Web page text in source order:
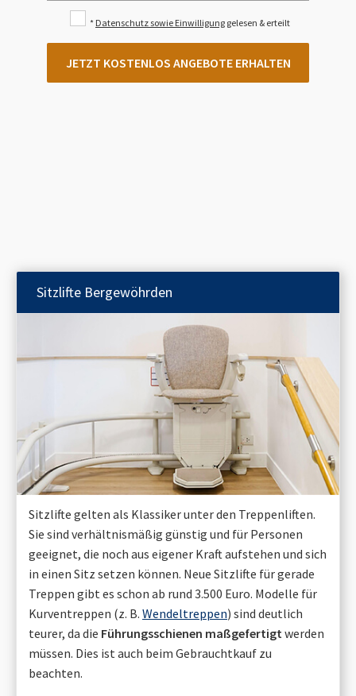
* Datenschutz sowie Einwilligung gelesen & erteilt
JETZT KOSTENLOS ANGEBOTE ERHALTEN
Sitzlifte Bergewöhrden
Sitzlifte gelten als Klassiker unter den Treppenliften.
Sie sind verhältnismäßig günstig und für Personen
geeignet, die noch aus eigener Kraft aufstehen und sich
in einen Sitz setzen können. Neue Sitzlifte für gerade
Treppen gibt es schon ab rund 3.500 Euro. Modelle für
Kurventreppen (z. B. Wendeltreppen) sind deutlich
teurer, da die Führungsschienen maßgefertigt werden
müssen. Dies ist auch beim Gebrauchtkauf zu
beachten.